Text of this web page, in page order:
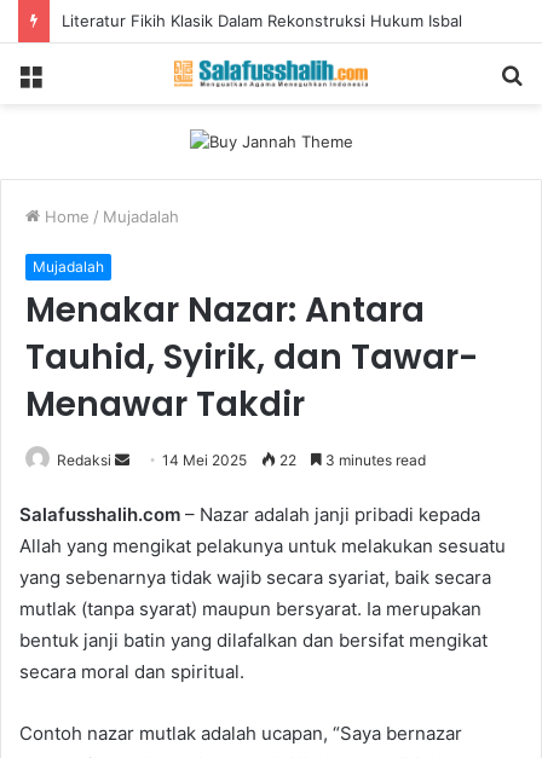
Zikir dan Doa Kebangsaan Muhibbin Indonesia
Home / Mujadalah
Mujadalah
Menakar Nazar: Antara
Tauhid, Syirik, dan Tawar-
Menawar Takdir
Redaksi
n
d
a
n
e
14 Mei 2025 22 3 minutes read
Salafusshalih.com – Nazar adalah janji pribadi kepada
Allah yang mengikat pelakunya untuk melakukan sesuatu
yang sebenarnya tidak wajib secara syariat, baik secara
mutlak (tanpa syarat) maupun bersyarat. Ia merupakan
bentuk janji batin yang dilafalkan dan bersifat mengikat
secara moral dan spiritual.
Contoh nazar mutlak adalah ucapan, “Saya bernazar